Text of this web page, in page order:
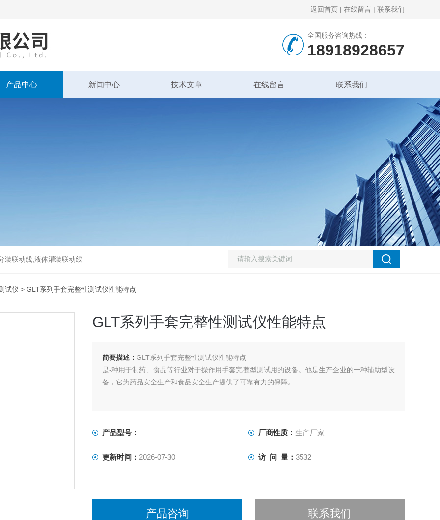
返回首页 | 在线留言 | 联系我们
全国服务咨询热线：
18918928657
产品中心 新闻中心 技术文章 在线留言 联系我们
装联动线,液体灌装联动线
试仪 > GLT系列手套完整性测试仪性能特点
GLT系列手套完整性测试仪性能特点
简要描述： GLT系列手套完整性测试仪性能特点
是-种用于制药、食品等行业对于操作用手套完整型测试用的设备。他是生产企业的一种辅助型设
备，它为药品安全生产和食品安全生产提供了可靠有力的保障。
产品型号： 厂商性质： 生产厂家
更新时间： 2026-07-30 访 问 量： 3532
产品咨询 联系我们